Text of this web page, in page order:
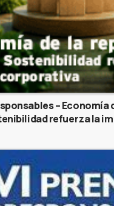
– Economía
refuerza la